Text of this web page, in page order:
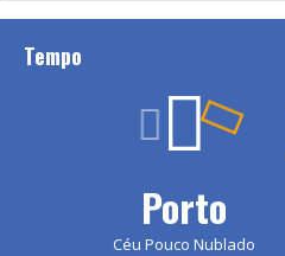
Tempo
Porto
Céu Pouco Nublado